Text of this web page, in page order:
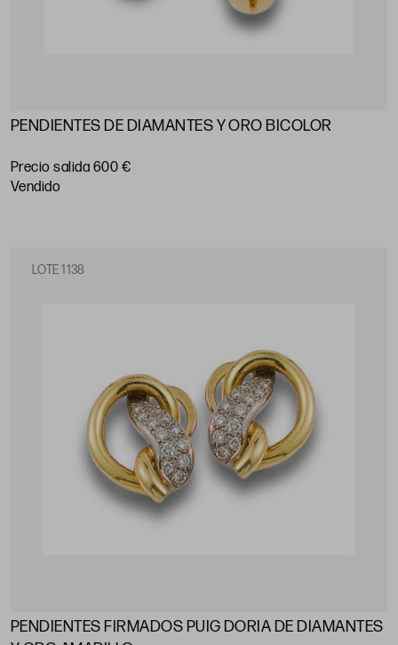
PENDIENTES DE DIAMANTES Y ORO BICOLOR
Precio salida 600 €
vendido
LOTE 1138
PENDIENTES FIRMADOS PUIG DORIA DE DIAMANTES